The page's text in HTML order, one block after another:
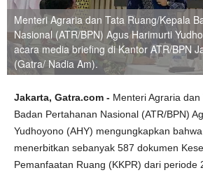
Menteri Agraria dan Tata Ruang/Kepala
Nasional (ATR/BPN) Agus Harimurti
acara media briefing di Kantor ATR/BPN
(Gatra/ Nadia Am).
Jakarta, Gatra.com - Menteri Agraria
Badan Pertahanan Nasional (ATR/BPN)
Yudhoyono (AHY) mengungkapkan
menerbitkan sebanyak 587 dokumen
Pemanfaatan Ruang (KKPR) dari periode